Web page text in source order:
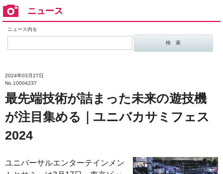
ニュース
ニュース内を
2024年03月27日
No.10004237
最先端技術が詰まった未来の遊技機
が注目集める｜ユニバカサミフェス
2024
ユニバーサルエンターテインメン